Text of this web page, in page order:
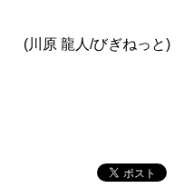
(川原 龍人/びぎねっと)